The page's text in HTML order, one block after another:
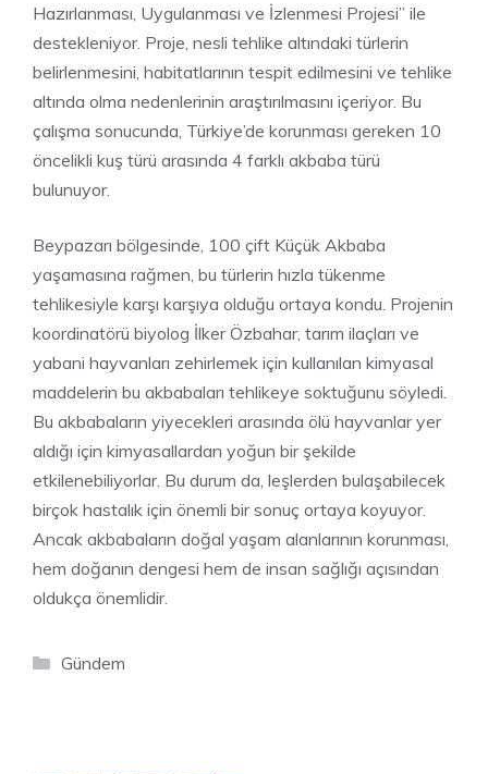
Hazırlanması, Uygulanması ve İzlenmesi Projesi” ile
destekleniyor. Proje, nesli tehlike altındaki türlerin
belirlenmesini, habitatlarının tespit edilmesini ve tehlike
altında olma nedenlerinin araştırılmasını içeriyor. Bu
çalışma sonucunda, Türkiye’de korunması gereken 10
öncelikli kuş türü arasında 4 farklı akbaba türü
bulunuyor.
Beypazarı bölgesinde, 100 çift Küçük Akbaba
yaşamasına rağmen, bu türlerin hızla tükenme
tehlikesiyle karşı karşıya olduğu ortaya kondu. Projenin
koordinatörü biyolog İlker Özbahar, tarım ilaçları ve
yabani hayvanları zehirlemek için kullanılan kimyasal
maddelerin bu akbabaları tehlikeye soktuğunu söyledi.
Bu akbabaların yiyecekleri arasında ölü hayvanlar yer
aldığı için kimyasallardan yoğun bir şekilde
etkilenebiliyorlar. Bu durum da, leşlerden bulaşabilecek
birçok hastalık için önemli bir sonuç ortaya koyuyor.
Ancak akbabaların doğal yaşam alanlarının korunması,
hem doğanın dengesi hem de insan sağlığı açısından
oldukça önemlidir.
Kategoriler
Gündem